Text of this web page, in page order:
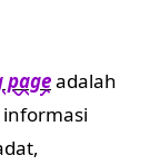
pageadalah